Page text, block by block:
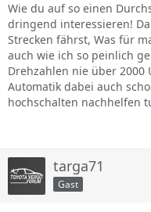
Wie du auf so einen
dringend interessieren!
Strecken fährst, Was für
auch wie ich so peinlich
Drehzahlen nie über
Automatik dabei auch
hochschalten nachhelfen
targa71
Gast